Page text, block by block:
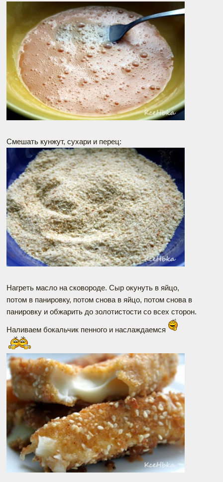
Смешать кунжут, сухари и перец:
Нагреть масло на сковороде. Сыр окунуть в яйцо,
потом в панировку, потом снова в яйцо, потом снова в
панировку и обжарить до золотистости со всех сторон.
Наливаем бокальчик пенного и наслаждаемся